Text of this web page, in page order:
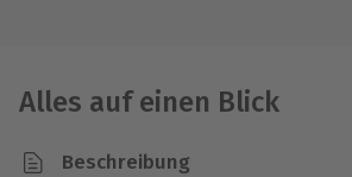
Alles auf einen Blick
Beschreibung